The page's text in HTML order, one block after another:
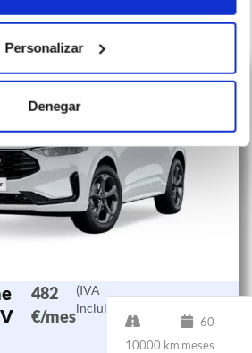
Personalizar
Denegar
de Ford Kuga
482
€/mes
(IVA
incluido)
10000 km
60
meses